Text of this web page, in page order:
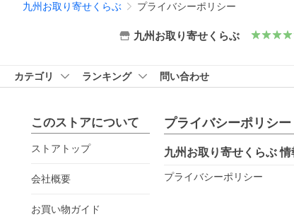
九州お取り寄せくらぶ プライバシーポリシー
九州お取り寄せくらぶ
カテゴリ ランキング 問い合わせ
このストアについて
ストアトップ
会社概要
お買い物ガイド
プライバシーポリシー
九州お取り寄せくらぶ情
プライバシーポリシー